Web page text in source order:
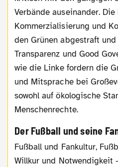
Verbände auseinander.
Kommerzialisierung und
den Grünen abgestraft
Transparenz und Good
wie die Linke fordern die
und Mitsprache bei
sowohl auf ökologische
Menschenrechte.
Der Fußball und seine
Fußball und Fankultur, Fußballfans und die Polizei,
Willkur und